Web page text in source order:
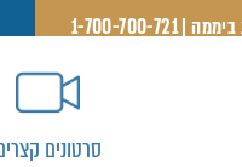
סרטונים